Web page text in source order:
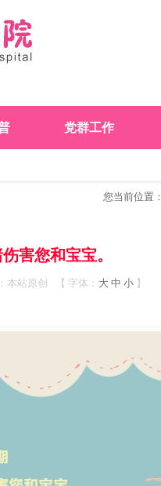
党群工作
您当前位置：
害您和宝宝。
本站原创 【 字体： 大 中 小 】